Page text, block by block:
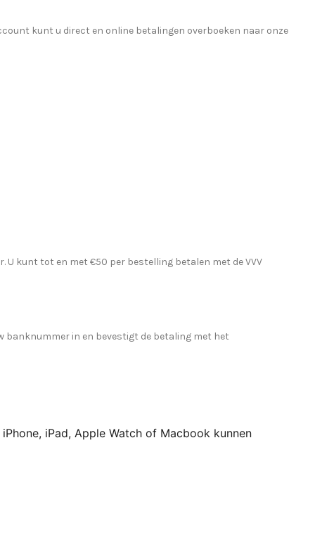
kunt u direct en online betalingen overboeken naar onze
. U kunt tot en met €50 per bestelling betalen met de VVV
banknummer in en bevestigt de betaling met het
iPad, Apple Watch of Macbook kunnen